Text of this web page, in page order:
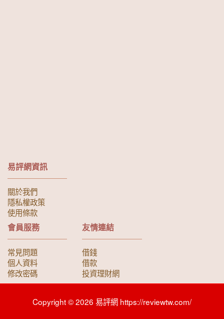
易評網資訊
關於我們
隱私權政策
使用條款
會員服務
常見問題
個人資料
修改密碼
友情連結
借錢
借款
投資理財網
Copyright © 2026 易評網 https://reviewtw.com/